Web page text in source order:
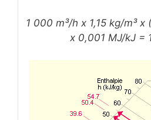
1 000 m³/h x 1,15 kg/m³
x 0,001 MJ/kJ =